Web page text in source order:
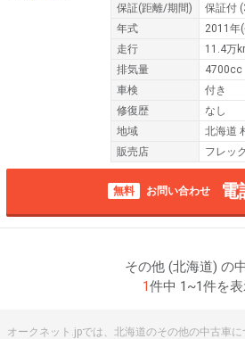
保証(距離/期間) 保証付
年式
2011年
走行
11.4万
排気量
4700cc
車検
付き
修復歴
なし
地域
北海道
販売店
フレッ
無料 お問い合わせ 電
その他 (北海道) の
1件中 1~1件を
オークネット.jpでは、北海道のその他の中古車に